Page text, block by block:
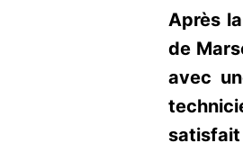
Après
de
avec
satisfait